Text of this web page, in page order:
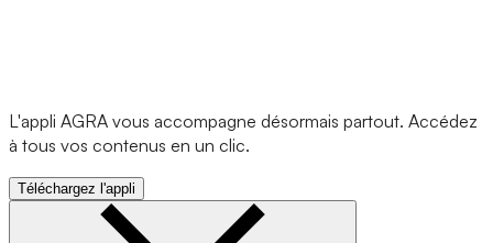
L'appli AGRA vous accompagne désormais partout. Accédez
à tous vos contenus en un clic.
Téléchargez l'appli